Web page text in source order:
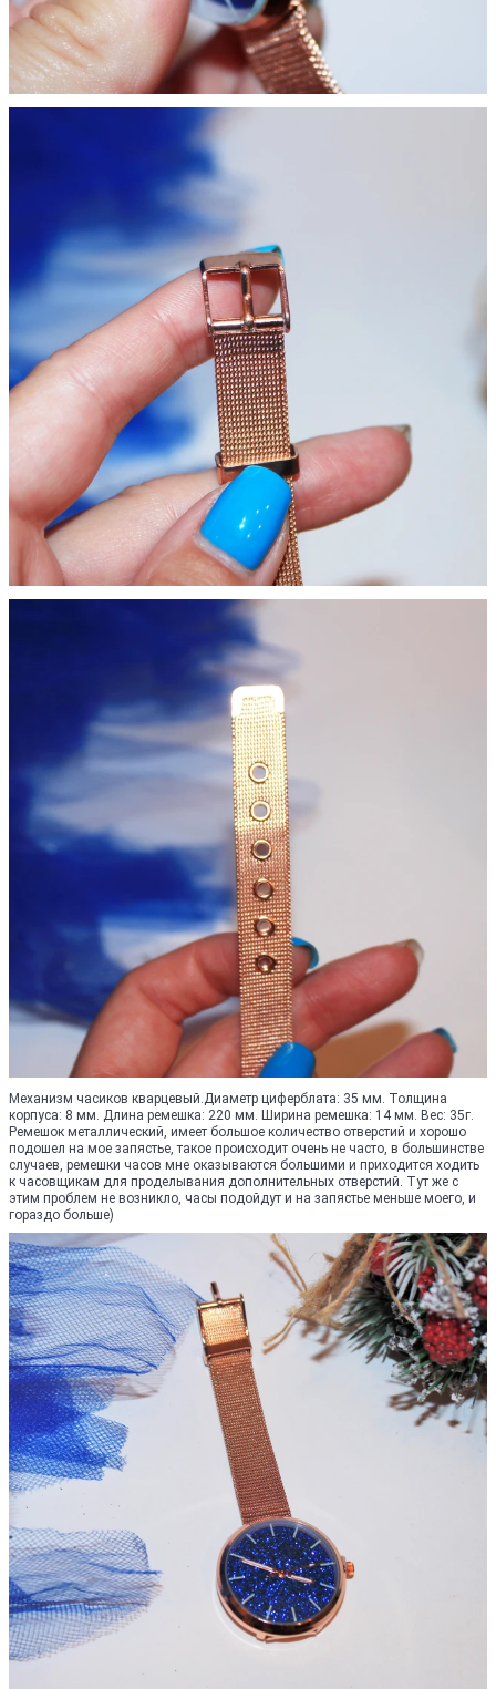
Механизм часиков кварцевый.Диаметр циферблата: 35 мм. Толщина
корпуса: 8 мм. Длина ремешка: 220 мм. Ширина ремешка: 14 мм. Вес: 35г.
Ремешок металлический, имеет большое количество отверстий и хорошо
подошел на мое запястье, такое происходит очень не часто, в большинстве
случаев, ремешки часов мне оказываются большими и приходится ходить
к часовщикам для проделывания дополнительных отверстий. Тут же с
этим проблем не возникло, часы подойдут и на запястье меньше моего, и
гораздо больше)